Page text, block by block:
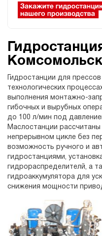
Гидростанции для
технологических
выполнения монтажно-
гибочных и вырубных
до 100 л/мин под
Маслостанции
непрерывном цикле без
возможность ручного и
гидростанциями,
гидрораспределителй, а
гидроаккумулятора для
снижения мощности